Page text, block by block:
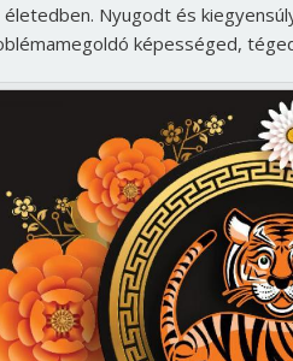
Nyugodt és
képességed,